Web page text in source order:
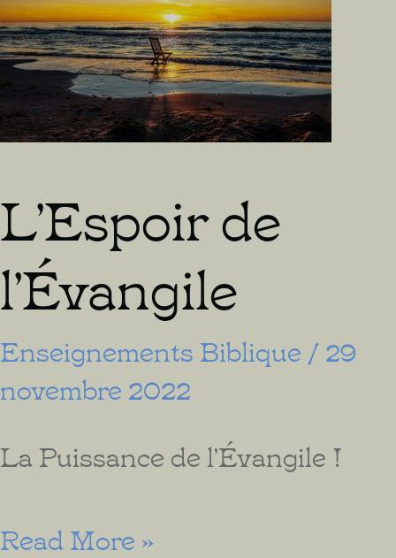
L’Espoir de
l’Évangile
Enseignements Biblique /29
novembre 2022
La Puissance de l’Évangile !
L’Espoir
Read More »